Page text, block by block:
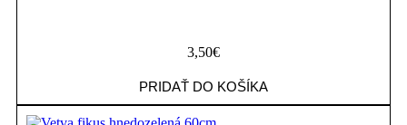
3,50€
PRIDAŤ DO KOŠÍKA